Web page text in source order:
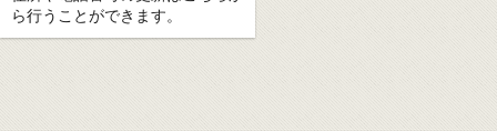
ら行うことができます。